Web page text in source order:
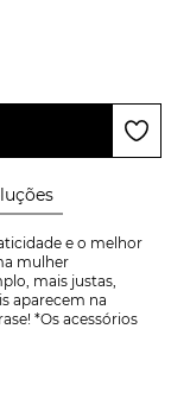
e o melhor
mulher
mais justas,
aparecem na
*Os acessórios